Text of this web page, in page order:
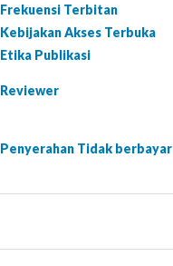
Frekuensi Terbitan
Kebijakan Akses Terbuka
Etika Publikasi
Reviewer
Penyerahan Tidak berbayar